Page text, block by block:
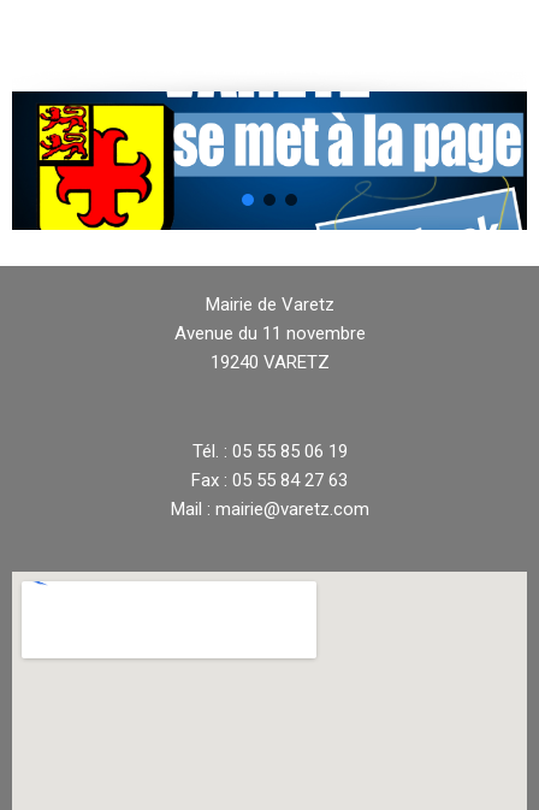
Mairie de Varetz
Avenue du 11 novembre
19240 VARETZ
Tél. : 05 55 85 06 19
Fax : 05 55 84 27 63
Mail : mairie@varetz.com